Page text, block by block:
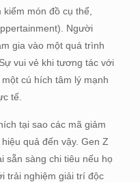
món đồ cụ thể,
Người
gia vào một quá trình
vui vẻ khi tương tác với
cú hích tâm lý mạnh
tế.
tại sao các mã giảm
quả đến vậy. Gen Z
sẵn sàng chi tiêu nếu họ
trải nghiệm giải trí độc